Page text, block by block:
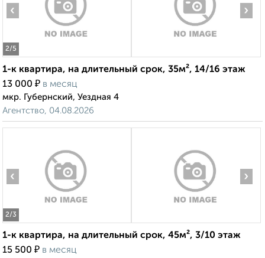
2/5
‹ ›
1-к квартира, на длительный срок, 35м², 14/16 этаж
13 000 ₽ в месяц
мкр. Губернский, Уездная 4
Агентство, 04.08.2026
2/3
‹ ›
1-к квартира, на длительный срок, 45м², 3/10 этаж
15 500 ₽ в месяц